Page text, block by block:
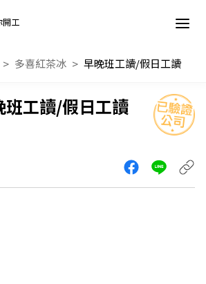
開工
多喜紅茶冰 早晚班工讀/假日工讀
班工讀/假日工讀